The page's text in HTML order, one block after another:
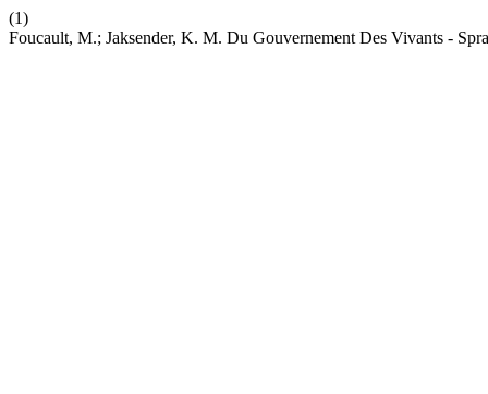
(1)
Foucault, M.; Jaksender, K. M. Du Gouvernement Des Vivants -